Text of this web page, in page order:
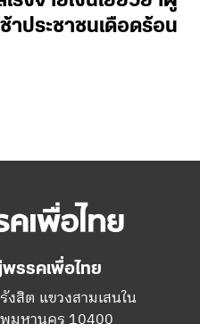
าประชาชนเดือดร้อน
รรคเพื่อไทย
สิต แขวงสามเสนใน